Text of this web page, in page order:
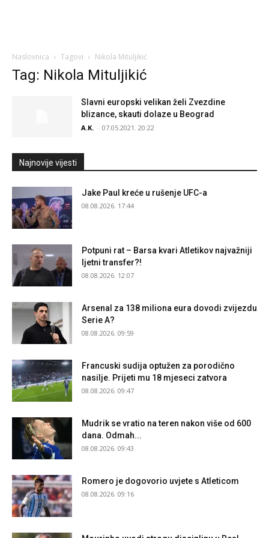
Naslovnica Tagovi Nikola Mituljikić
Tag: Nikola Mituljikić
Slavni europski velikan želi Zvezdine
blizance, skauti dolaze u Beograd
A.K. - 07.05.2021. 20:22
Najnovije vijesti
Jake Paul kreće u rušenje UFC-a
08.08.2026. 17:44
Potpuni rat – Barsa kvari Atletikov najvažniji
ljetni transfer?!
08.08.2026. 12:07
Arsenal za 138 miliona eura dovodi zvijezdu
Serie A?
08.08.2026. 09:59
Francuski sudija optužen za porodično
nasilje. Prijeti mu 18 mjeseci zatvora
08.08.2026. 09:47
Mudrik se vratio na teren nakon više od 600
dana. Odmah...
08.08.2026. 09:43
Romero je dogovorio uvjete s Atleticom
08.08.2026. 09:16